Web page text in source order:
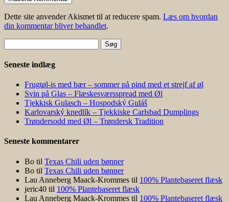
Dette site anvender Akismet til at reducere spam. Læs om hvordan
din kommentar bliver behandlet.
efter:
Seneste indlæg
Frugtøl-is med bær – sommer på pind med et strejf af øl
Svin på Glas – Flæskesværsspread med Øl
Tjekkisk Gulasch – Hospodský Guláš
Karlovarský knedlík – Tjekkiske Carlsbad Dumplings
Trøndersodd med Øl – Trøndersk Tradition
Seneste kommentarer
Bo til Texas Chili uden bønner
Bo til Texas Chili uden bønner
Lau Anneberg Maack-Krommes til 100% Plantebaseret flæsk
jeric40 til 100% Plantebaseret flæsk
Lau Anneberg Maack-Krommes til 100% Plantebaseret flæsk